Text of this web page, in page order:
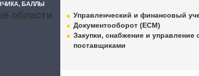
БАЛЛЫ
области
Управленческий и финансовый
Документооборот (ECM)
Закупки, снабжение и управление
поставщиками